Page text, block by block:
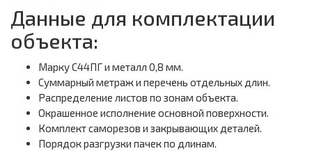
Данные для комплектации
объекта:
Марку С44ПГ и металл 0,8 мм.
Суммарный метраж и перечень отдельных длин.
Распределение листов по зонам объекта.
Окрашенное исполнение основной поверхности.
Комплект саморезов и закрывающих деталей.
Порядок разгрузки пачек по длинам.